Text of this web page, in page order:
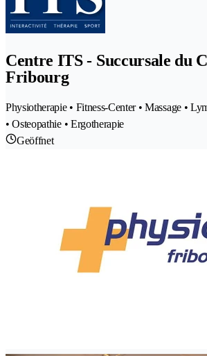
Centre ITS - Succursale du
Fribourg
Physiotherapie • Fitness-Center • Massage •
• Osteopathie • Ergotherapie
Geöffnet